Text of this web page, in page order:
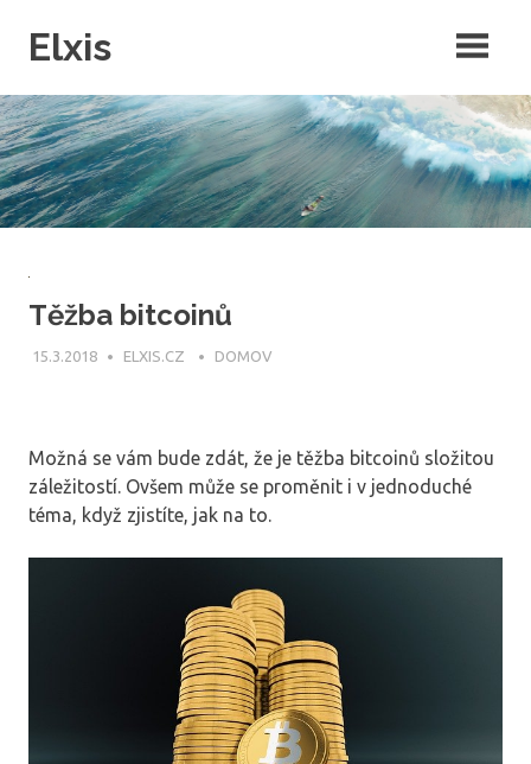
Elxis
intenretový magazín, ve kterém by byly rubriky pro každého? Přesně
to jsme pro vás udělali a navíc do něj můžete publikovat i vy!
Těžba bitcoinů
15.3.2018 ELXIS.CZ DOMOV
Možná se vám bude zdát, že je těžba bitcoinů složitou
záležitostí. Ovšem může se proměnit i v jednoduché
téma, když zjistíte, jak na to.